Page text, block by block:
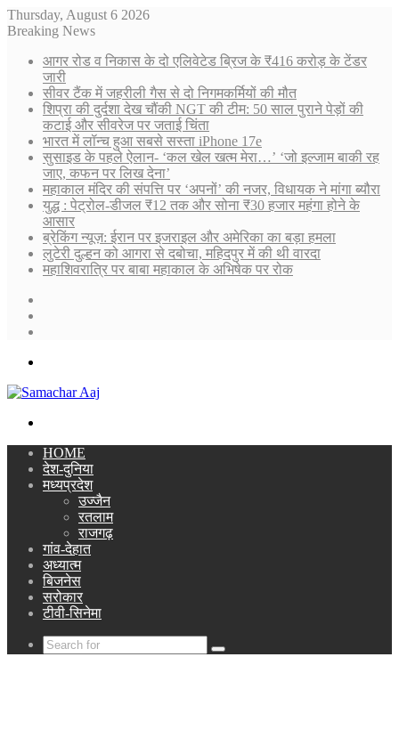
Thursday, August 6 2026
Breaking News
आगर रोड व निकास के दो एलिवेटेड ब्रिज के ₹416 करोड़ के टेंडर
जारी
सीवर टैंक में जहरीली गैस से दो निगमकर्मियों की मौत
शिप्रा की दुर्दशा देख चौंकी NGT की टीम: 50 साल पुराने पेड़ों की
कटाई और सीवरेज पर जताई चिंता
भारत में लॉन्च हुआ सबसे सस्ता iPhone 17e
सुसाइड के पहले ऐलान- ‘कल खेल खत्म मेरा…’ ‘जो इल्जाम बाकी रह
जाए, कफन पर लिख देना’
महाकाल मंदिर की संपत्ति पर ‘अपनों’ की नजर, विधायक ने मांगा ब्यौरा
युद्ध : पेट्रोल-डीजल ₹12 तक और सोना ₹30 हजार महंगा होने के
आसार
ब्रेकिंग न्यूज़: ईरान पर इजराइल और अमेरिका का बड़ा हमला
लुटेरी दुल्हन को आगरा से दबोचा, महिदपुर में की थी वारदा
महाशिवरात्रि पर बाबा महाकाल के अभिषेक पर रोक
HOME
देश-दुनिया
मध्यप्रदेश
उज्जैन
रतलाम
राजगढ़
गांव-देहात
अध्यात्म
बिजनेस
सरोकार
टीवी-सिनेमा
Search